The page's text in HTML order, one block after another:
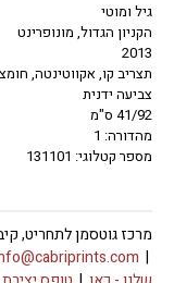
גיל ומוטי
הקניון הגדול, מונופרינט
2013
תצריב קו, אקווטינטה,
צביעה ידנית
41/92 ס"מ
מהדורה: 1
מספר קטלוגי: 131101
|